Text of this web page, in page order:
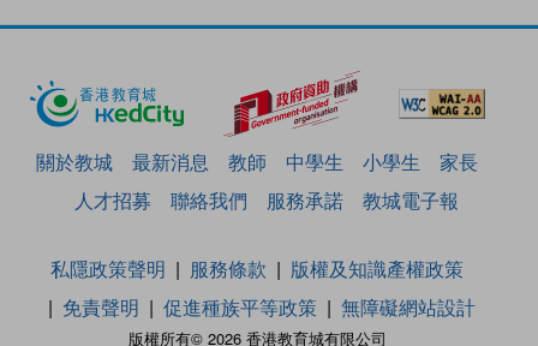
關於教城 最新消息 教師 中學生 小學生
家長
人才招募
聯絡我們 服務承諾 教城電子報
版權所有© 2026 香港教育城有限公司
私隱政策聲明 服務條款
版權及知識產權政策
免責聲明
促進種族平等政策 無障礙網站設計